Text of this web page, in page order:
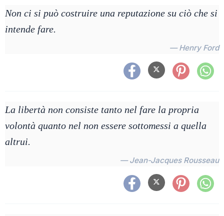
Non ci si può costruire una reputazione su ciò che si
intende fare.
— Henry Ford
La libertà non consiste tanto nel fare la propria
volontà quanto nel non essere sottomessi a quella
altrui.
— Jean-Jacques Rousseau